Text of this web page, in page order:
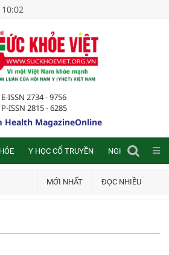
E-ISSN 2734 - 9756
P-ISSN 2815 - 6285
Health MagazineOnline
Y HỌC CỔ TRUYỀN NGHIÊN CỨU
MỚI NHẤT ĐỌC NHIỀU